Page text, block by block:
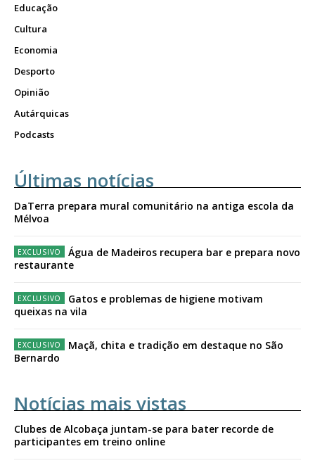
Educação
Cultura
Economia
Desporto
Opinião
Autárquicas
Podcasts
Últimas notícias
DaTerra prepara mural comunitário na antiga escola da
Mélvoa
Água de Madeiros recupera bar e prepara novo
restaurante
Gatos e problemas de higiene motivam
queixas na vila
Maçã, chita e tradição em destaque no São
Bernardo
Notícias mais vistas
Clubes de Alcobaça juntam-se para bater recorde de
participantes em treino online